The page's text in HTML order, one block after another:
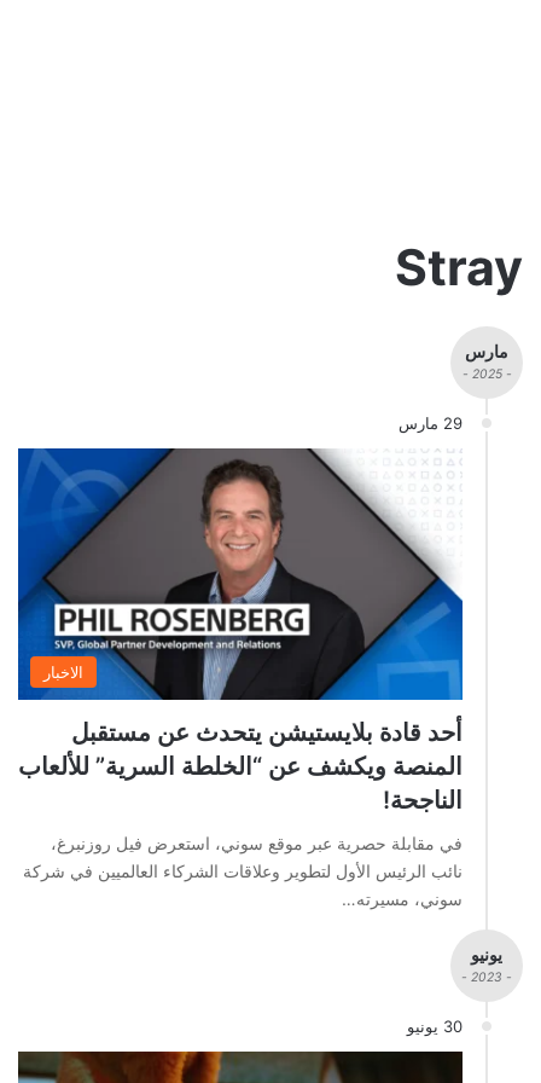
Stray
مارس
- 2025 -
29 مارس
الاخبار
أحد قادة بلايستيشن يتحدث عن مستقبل
المنصة ويكشف عن “الخلطة السرية” للألعاب
الناجحة!
في مقابلة حصرية عبر موقع سوني، استعرض فيل روزنبرغ،
نائب الرئيس الأول لتطوير وعلاقات الشركاء العالميين في شركة
سوني، مسيرته…
يونيو
- 2023 -
30 يونيو